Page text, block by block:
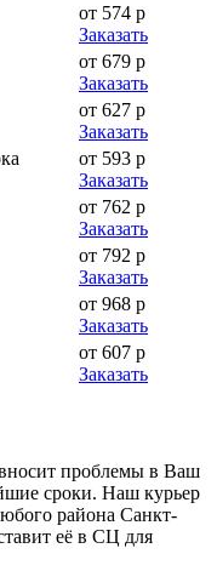
от 574 р
Заказать
от 679 р
Заказать
от 627 р
Заказать
от 593 р
Заказать
от 762 р
Заказать
от 792 р
Заказать
от 968 р
Заказать
от 607 р
Заказать
проблемы в Ваш
сроки. Наш курьер
района Санкт-
её в СЦ для